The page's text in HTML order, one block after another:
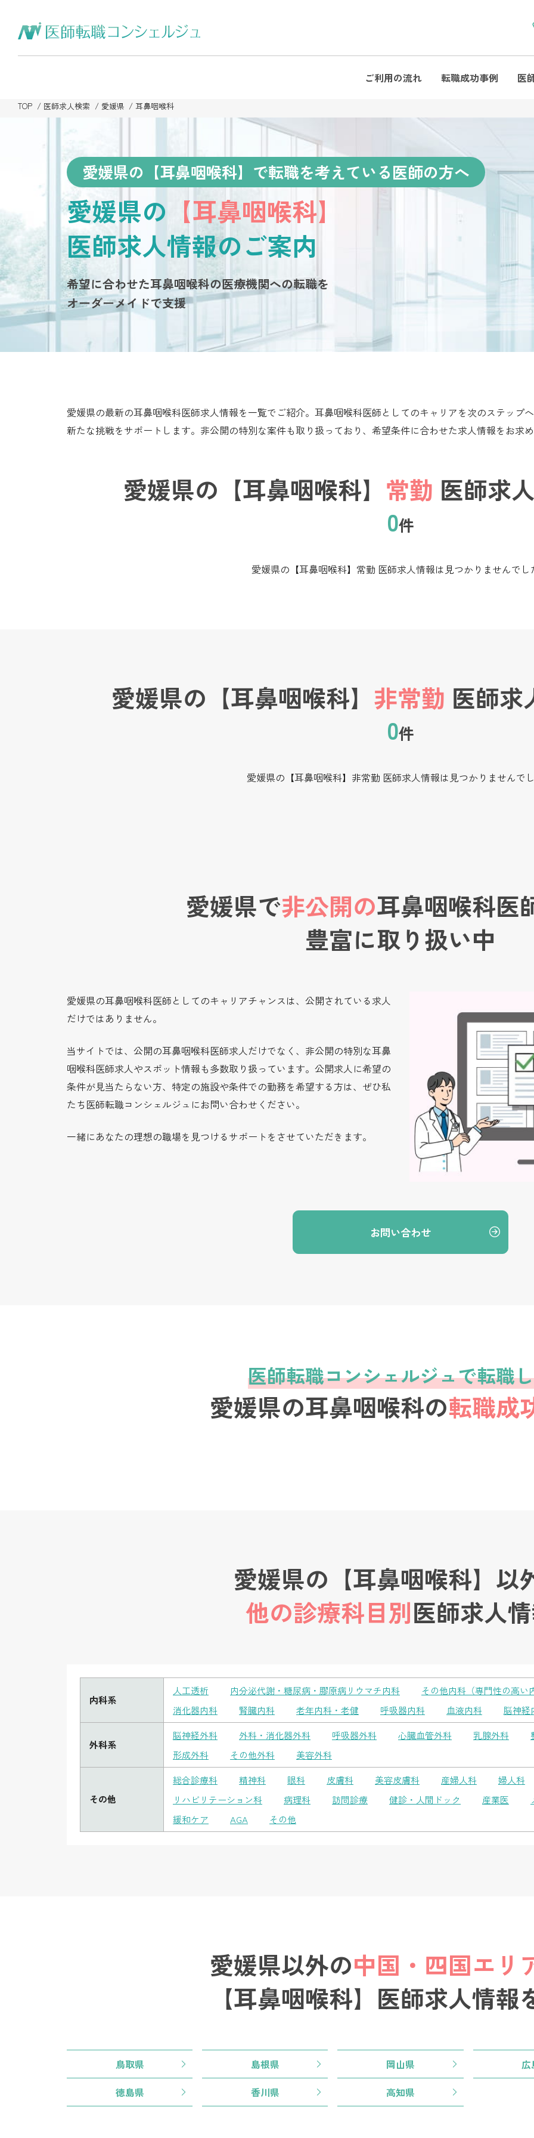
ご利用の流れ 転職成功事例 医
TOP 医師求人検索 愛媛県 耳鼻咽喉科
愛媛県の【耳鼻咽喉科】で転職を考えている医師の方へ
愛媛県の 【耳鼻咽喉科】
医師求人情報のご案内
希望に合わせた耳鼻咽喉科の医療機関への転職を
オーダーメイドで支援
愛媛県の最新の耳鼻咽喉科医師求人情報を一覧でご紹介。耳鼻咽喉科医師としてのキャリアを次のステップ
新たな挑戦をサポートします。非公開の特別な案件も取り扱っており、希望条件に合わせた求人情報をお求
愛媛県の【耳鼻咽喉科】 常勤 医師求
0件
愛媛県の【耳鼻咽喉科】常勤 医師求人情報は見つかりませんでし
愛媛県の【耳鼻咽喉科】 非常勤 医師求
0件
愛媛県の【耳鼻咽喉科】非常勤 医師求人情報は見つかりませんで
愛媛県で非公開の耳鼻咽喉科医
豊富に取り扱い中
愛媛県の耳鼻咽喉科医師としてのキャリアチャンスは、公開されている求人
だけではありません。
当サイトでは、公開の耳鼻咽喉科医師求人だけでなく、非公開の特別な耳鼻
咽喉科医師求人やスポット情報も多数取り扱っています。公開求人に希望の
条件が見当たらない方、特定の施設や条件での勤務を希望する方は、ぜひ私
たち医師転職コンシェルジュにお問い合わせください。
一緒にあなたの理想の職場を見つけるサポートをさせていただきます。
お問い合わせ
医師転職コンシェルジュで転職
愛媛県の耳鼻咽喉科の転職成
愛媛県の【耳鼻咽喉科】以
他の診療科目別医師求人
内科系
人工透析 内分泌代謝・糖尿病・膠原病リウマチ内科
その他内科（専門性の高い
消化器内科
腎臓内科 老年内科・老健 呼吸器内科 血液内科 脳神経
外科系
脳神経外科 外科・消化器外科 呼吸器外科 心臓血管外科 乳腺外科
形成外科
その他外科 美容外科
その他
総合診療科 精神科 眼科 皮膚科 美容皮膚科 産婦人科
婦人科
リハビリテーション科
病理科 訪問診療 健診・人間ドック 産業医
緩和ケア
AGA その他
愛媛県以外の中国・四国エリ
【耳鼻咽喉科】医師求人情報
鳥取県 島根県 岡山県
広
徳島県
香川県 高知県